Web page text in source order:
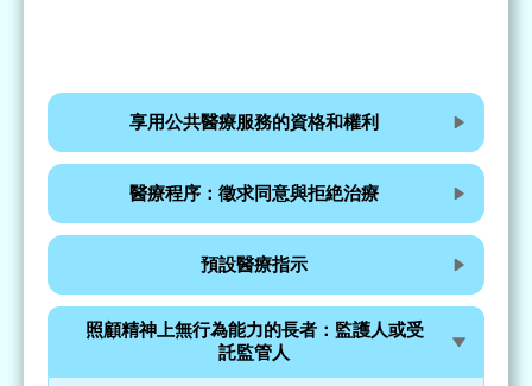
享用公共醫療服務的資格和權利
醫療程序：徵求同意與拒絶治療
預設醫療指示
照顧精神上無行為能力的長者：監護人或受
託監管人